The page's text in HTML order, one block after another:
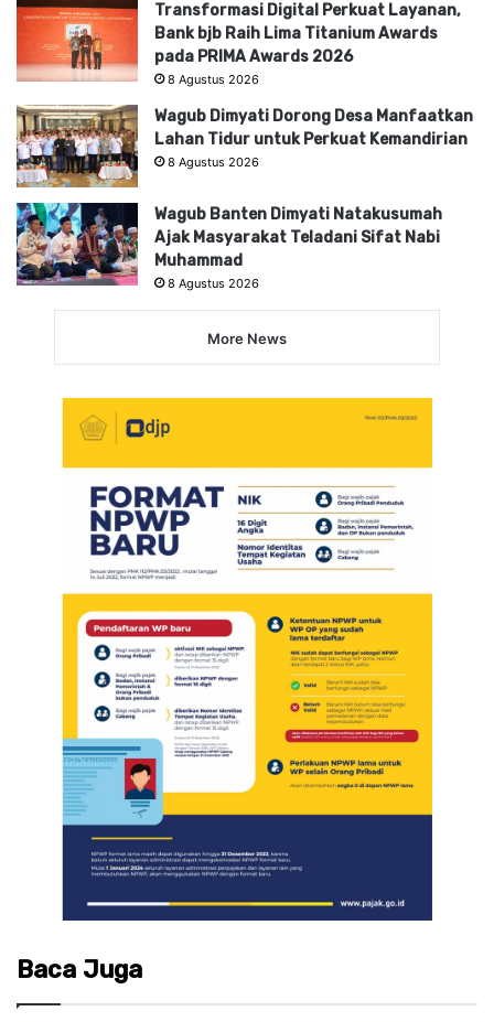
Transformasi Digital Perkuat Layanan,
Bank bjb Raih Lima Titanium Awards
pada PRIMA Awards 2026
8 Agustus 2026
Wagub Dimyati Dorong Desa Manfaatkan
Lahan Tidur untuk Perkuat Kemandirian
8 Agustus 2026
Wagub Banten Dimyati Natakusumah
Ajak Masyarakat Teladani Sifat Nabi
Muhammad
8 Agustus 2026
More News
Baca Juga